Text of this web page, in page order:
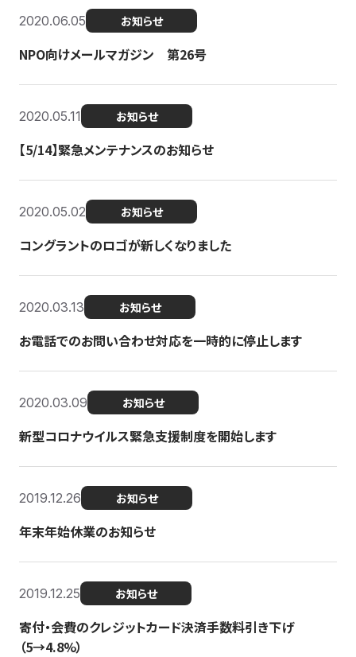
2020.06.05 お知らせ
NPO向けメールマガジン 第26号
2020.05.11 お知らせ
【5/14】緊急メンテナンスのお知らせ
2020.05.02 お知らせ
コングラントのロゴが新しくなりました
2020.03.13 お知らせ
お電話でのお問い合わせ対応を一時的に停止します
2020.03.09 お知らせ
新型コロナウイルス緊急支援制度を開始します
2019.12.26 お知らせ
年末年始休業のお知らせ
2019.12.25 お知らせ
寄付・会費のクレジットカード決済手数料引き下げ
（5→4.8%）